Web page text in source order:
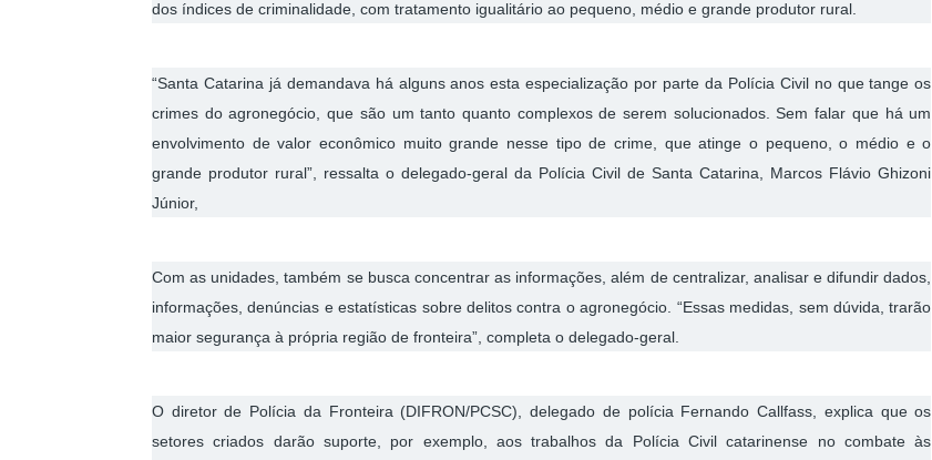
dos índices de criminalidade, com tratamento igualitário ao pequeno, médio e grande produtor rural.
“Santa Catarina já demandava há alguns anos esta especialização por parte da Polícia Civil no que tange os
crimes do agronegócio, que são um tanto quanto complexos de serem solucionados. Sem falar que há um
envolvimento de valor econômico muito grande nesse tipo de crime, que atinge o pequeno, o médio e o
grande produtor rural”, ressalta o delegado-geral da Polícia Civil de Santa Catarina, Marcos Flávio Ghizoni
Júnior,
Com as unidades, também se busca concentrar as informações, além de centralizar, analisar e difundir dados,
informações, denúncias e estatísticas sobre delitos contra o agronegócio. “Essas medidas, sem dúvida, trarão
maior segurança à própria região de fronteira”, completa o delegado-geral.
O diretor de Polícia da Fronteira (DIFRON/PCSC), delegado de polícia Fernando Callfass, explica que os
setores criados darão suporte, por exemplo, aos trabalhos da Polícia Civil catarinense no combate às